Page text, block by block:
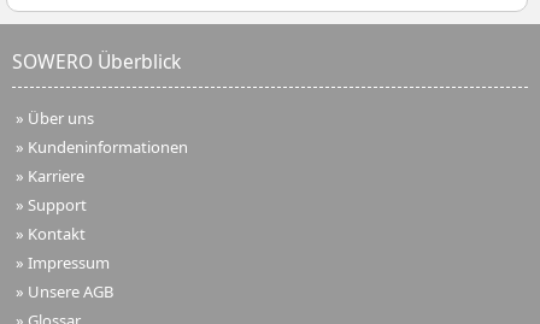
SOWERO Überblick
» Über uns
» Kundeninformationen
» Karriere
» Support
» Kontakt
» Impressum
» Unsere AGB